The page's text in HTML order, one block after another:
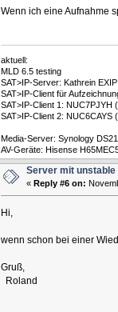
Wenn ich eine Aufnahme
aktuell:
MLD 6.5 testing
SAT>IP-Server: Kathrein
SAT>IP-Client für
SAT>IP-Client 1: NUC7PJYH
SAT>IP-Client 2: NUC6CAYS
Media-Server: Synology
AV-Geräte: ​Hisense
Server mit unstable
« Reply #6 on:
Hi,
wenn schon bei einer
Gruß,
Roland